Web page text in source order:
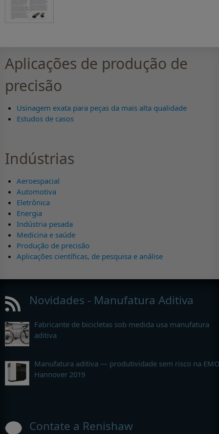
Aplicações de produção de
precisão
Usinagem exata para peças da mais alta qualidade
Estudos de casos
Indústrias
Aeroespacial
Automotiva
Eletrônica
Energia
Indústria pesada
Medicina e saúde
Produção de precisão
Aplicações científicas, de pesquisa e análise
Novidades - Manufatura Aditiva
Fabricante de bicicletas sob medida usa manufatura
aditiva
Manufatura aditiva — produtividade sem risco na
Hannover 2019
Contate a Renishaw